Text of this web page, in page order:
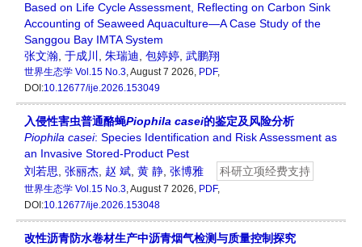
Based on Life Cycle Assessment, Reflecting on Carbon Sink
Accounting of Seaweed Aquaculture—A Case Study of the
Sanggou Bay IMTA System
张文瀚 于成川 朱瑞迪 包婷婷 武鹏翔
世界生态学 Vol.15 No.3, August 7 2026, PDF,
DOI:10.12677/ije.2026.153049
入侵性害虫普通酪蝇Piophila casei的鉴定及风险分析
Piophila casei: Species Identification and Risk Assessment as
an Invasive Stored-Product Pest
刘若思 张丽杰 赵 斌 黄 静 张博雅 科研立项经费支持
世界生态学 Vol.15 No.3, August 7 2026, PDF,
DOI:10.12677/ije.2026.153048
改性沥青防水卷材生产中沥青烟气检测与质量控制探究